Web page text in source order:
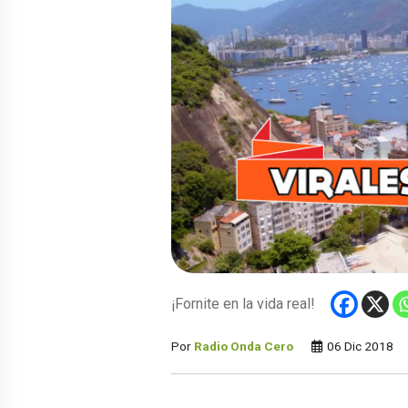
¡Fornite en la vida real!
Por Radio Onda Cero 06 Dic 2018